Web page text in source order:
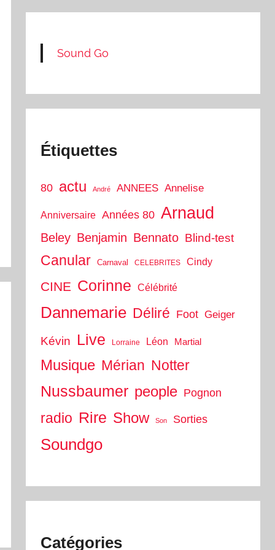
Sound Go
Étiquettes
80 actu André ANNEES Annelise
Anniversaire Années 80 Arnaud
Beley Benjamin Bennato Blind-test
Canular Carnaval CELEBRITES Cindy
CINE Corinne Célébrité
Dannemarie Déliré Foot Geiger
Kévin Live Lorraine Léon Martial
Musique Mérian Notter
Nussbaumer people Pognon
radio Rire Show Son Sorties
Soundgo
Catégories